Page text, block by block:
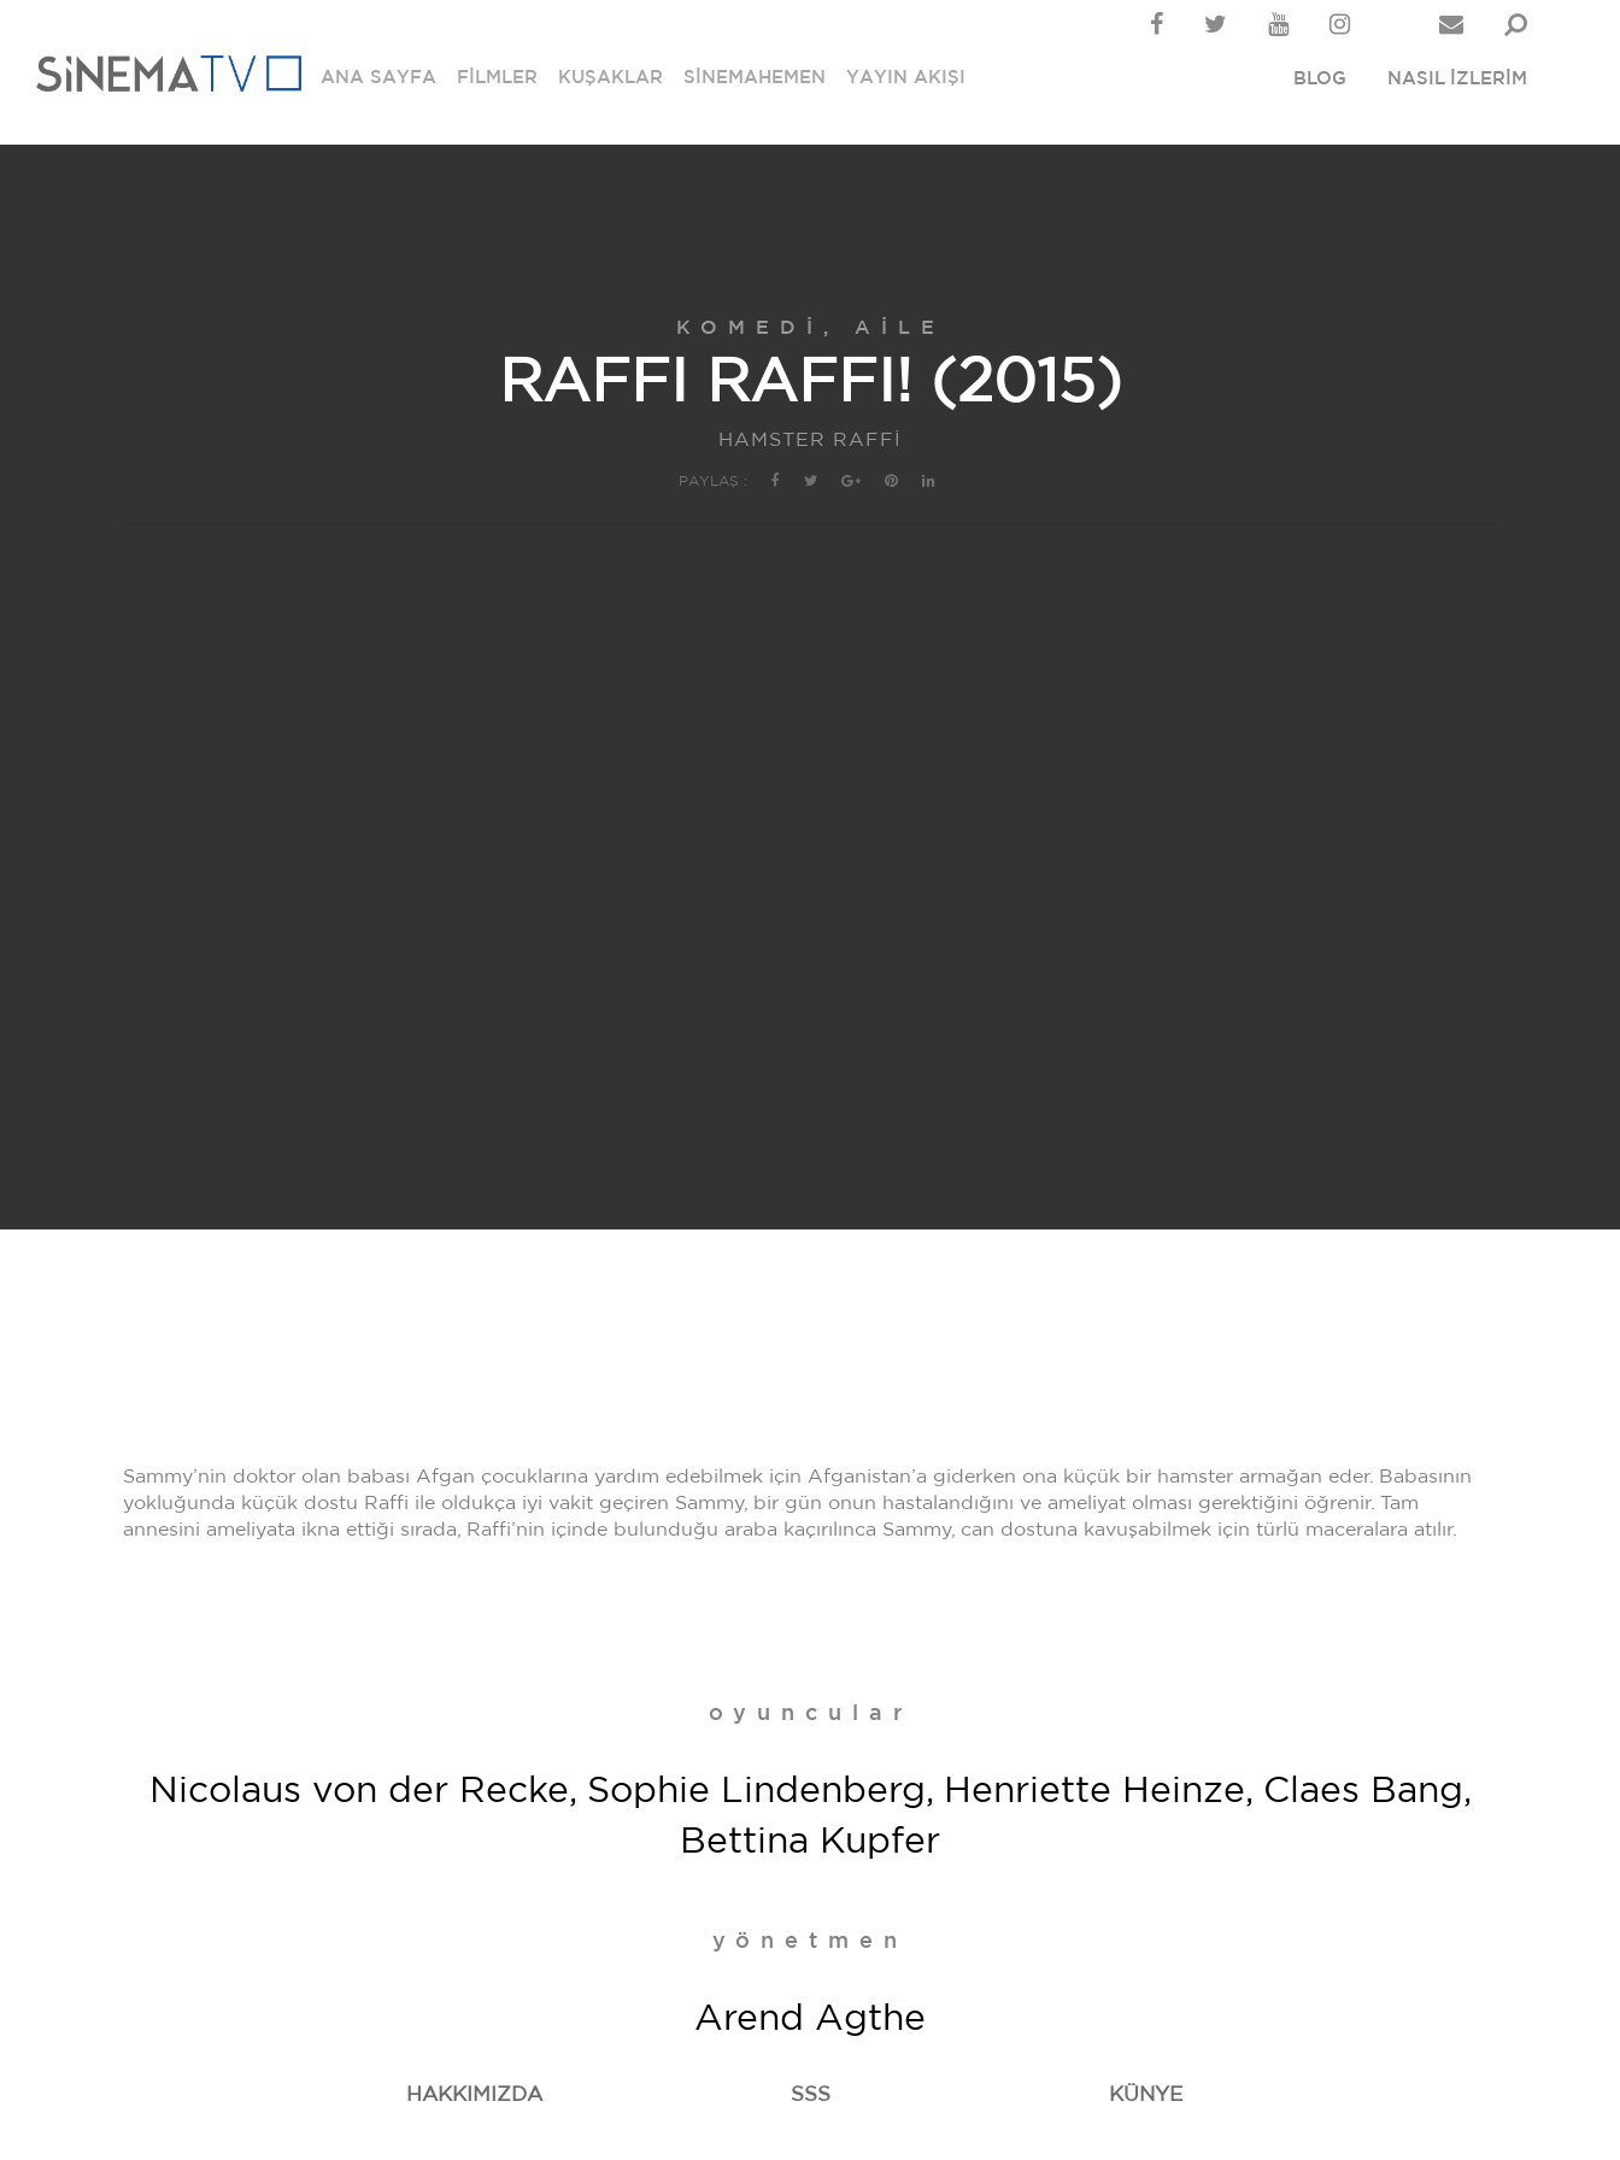
BLOG NASIL İZLERİM
ANA SAYFA FİLMLER KUŞAKLAR SİNEMAHEMEN YAYIN AKIŞI
KOMEDI, AILE
RAFFI RAFFI! (2015)
HAMSTER RAFFİ
PAYLAŞ :
Sammy’nin doktor olan babası Afgan çocuklarına yardım edebilmek için Afganistan’a giderken ona küçük bir hamster armağan eder. Babasının
yokluğunda küçük dostu Raffi ile oldukça iyi vakit geçiren Sammy, bir gün onun hastalandığını ve ameliyat olması gerektiğini öğrenir. Tam
annesini ameliyata ikna ettiği sırada, Raffi’nin içinde bulunduğu araba kaçırılınca Sammy, can dostuna kavuşabilmek için türlü maceralara atılır.
oyuncular
Nicolaus von der Recke, Sophie Lindenberg, Henriette Heinze, Claes Bang,
Bettina Kupfer
yönetmen
Arend Agthe
HAKKIMIZDA SSS KÜNYE